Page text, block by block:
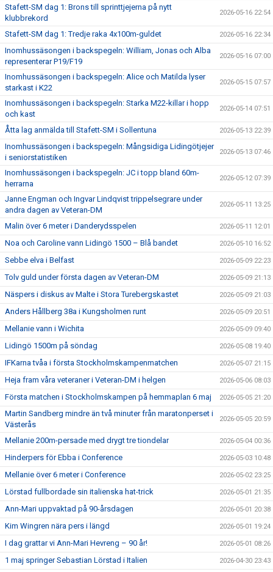
Stafett-SM dag 1: Brons till sprinttjejerna på nytt
klubbrekord
2026-05-16 22:54
Stafett-SM dag 1: Tredje raka 4x100m-guldet 2026-05-16 22:34
Inomhussäsongen i backspegeln: William, Jonas och Alba
representerar P19/F19
2026-05-16 07:00
Inomhussäsongen i backspegeln: Alice och Matilda lyser
starkast i K22
2026-05-15 07:57
Inomhussäsongen i backspegeln: Starka M22-killar i hopp
och kast
2026-05-14 07:51
Åtta lag anmälda till Stafett-SM i Sollentuna 2026-05-13 22:39
Inomhussäsongen i backspegeln: Mångsidiga Lidingötjejer
i seniorstatistiken
2026-05-13 07:46
Inomhussäsongen i backspegeln: JC i topp bland 60m-
herrarna
2026-05-12 07:39
Janne Engman och Ingvar Lindqvist trippelsegrare under
andra dagen av Veteran-DM
2026-05-11 13:25
Malin över 6 meter i Danderydsspelen 2026-05-11 12:01
Noa och Caroline vann Lidingö 1500 – Blå bandet 2026-05-10 16:52
Sebbe elva i Belfast 2026-05-09 22:23
Tolv guld under första dagen av Veteran-DM 2026-05-09 21:13
Näspers i diskus av Malte i Stora Turebergskastet 2026-05-09 21:03
Anders Hållberg 38a i Kungsholmen runt 2026-05-09 20:51
Mellanie vann i Wichita 2026-05-09 09:40
Lidingö 1500m på söndag 2026-05-08 19:40
IFKarna tvåa i första Stockholmskampenmatchen 2026-05-07 21:15
Heja fram våra veteraner i Veteran-DM i helgen 2026-05-06 08:03
Första matchen i Stockholmskampen på hemmaplan 6 maj 2026-05-05 21:20
Martin Sandberg mindre än två minuter från maratonperset i
Västerås
2026-05-05 20:59
Mellanie 200m-persade med drygt tre tiondelar 2026-05-04 00:36
Hinderpers för Ebba i Conference 2026-05-03 10:48
Mellanie över 6 meter i Conference 2026-05-02 23:25
Lörstad fullbordade sin italienska hat-trick 2026-05-01 21:35
Ann-Mari uppvaktad på 90-årsdagen 2026-05-01 20:38
Kim Wingren nära pers i längd 2026-05-01 19:24
I dag grattar vi Ann-Mari Hevreng – 90 år! 2026-05-01 08:26
1 maj springer Sebastian Lörstad i Italien 2026-04-30 23:43